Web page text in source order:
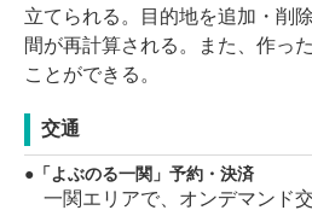
立てられる。目的地を追加・削
間が再計算される。また、作っ
ことができる。
交通
「よぶのる一関」予約・決済
一関エリアで、オンデマンド